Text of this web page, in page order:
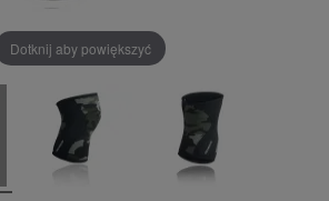
Dotknij aby powiększyć